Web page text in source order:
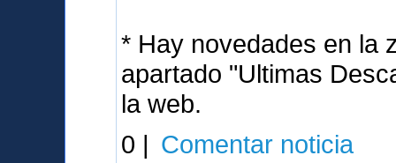
* Hay novedades en la
apartado "Ultimas
la web.
0 | Comentar noticia